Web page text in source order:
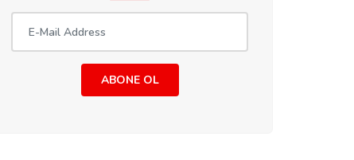
ABONE OL